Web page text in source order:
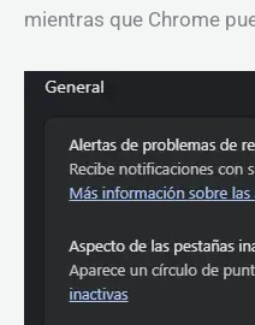
mientras que Chrome